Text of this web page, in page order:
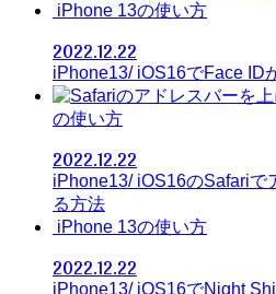
iPhone 13の使い方
2022.12.22
iPhone13/ iOS16でFace ID
の使い方
2022.12.22
iPhone13/ iOS16のSafariで
る方法
iPhone 13の使い方
2022.12.22
iPhone13/ iOS16でNight